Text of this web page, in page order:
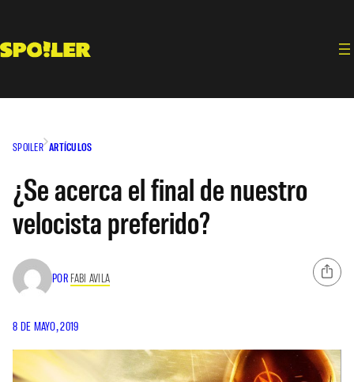
contenido
SPOILER ARTÍCULOS
¿Se acerca el final de nuestro
velocista preferido?
POR FABI AVILA
8 DE MAYO, 2019